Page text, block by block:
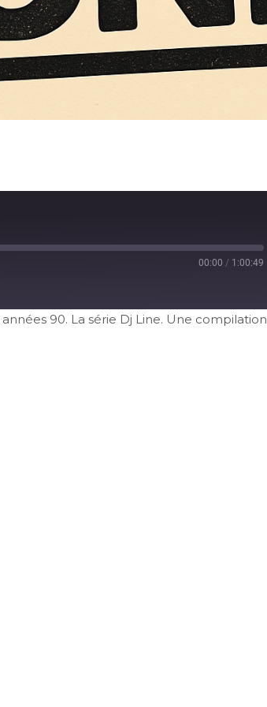
00:00 / 1:00:49
90. La série Dj Line. Une compilation